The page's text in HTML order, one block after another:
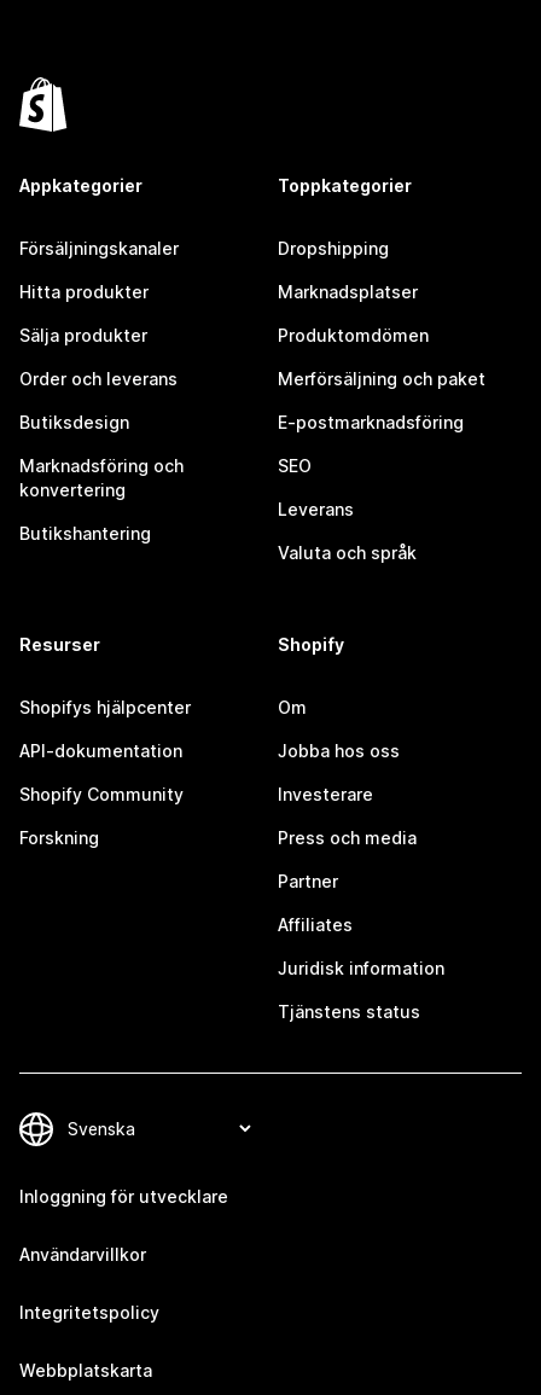
Appkategorier
Försäljningskanaler
Hitta produkter
Sälja produkter
Order och leverans
Butiksdesign
Marknadsföring och
konvertering
Butikshantering
Toppkategorier
Dropshipping
Marknadsplatser
Produktomdömen
Merförsäljning och paket
E-postmarknadsföring
SEO
Leverans
Valuta och språk
Resurser
Shopifys hjälpcenter
API-dokumentation
Shopify Community
Forskning
Shopify
Om
Jobba hos oss
Investerare
Press och media
Partner
Affiliates
Juridisk information
Tjänstens status
Inloggning för utvecklare
Användarvillkor
Integritetspolicy
Webbplatskarta